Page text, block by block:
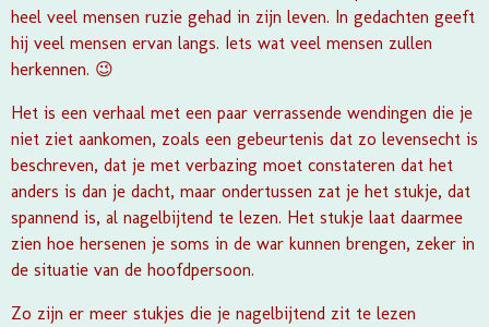
heel veel mensen ruzie gehad in zijn leven. In gedachten geeft
hij veel mensen ervan langs. Iets wat veel mensen zullen
herkennen. 😉
Het is een verhaal met een paar verrassende wendingen die je
niet ziet aankomen, zoals een gebeurtenis dat zo levensecht is
beschreven, dat je met verbazing moet constateren dat het
anders is dan je dacht, maar ondertussen zat je het stukje, dat
spannend is, al nagelbijtend te lezen. Het stukje laat daarmee
zien hoe hersenen je soms in de war kunnen brengen, zeker in
de situatie van de hoofdpersoon.
Zo zijn er meer stukjes die je nagelbijtend zit te lezen